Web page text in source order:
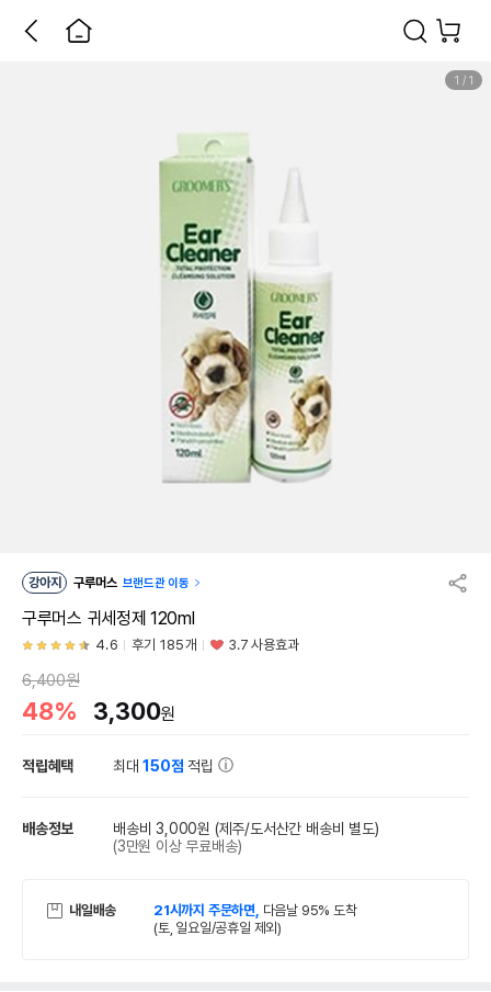
1 / 1
강아지 구루머스 브랜드관 이동
구루머스 귀세정제 120ml
4.6 후기 185개 3.7 사용효과
6,400원
48% 3,300원
적립혜택 최대150점 적립
배송정보 배송비 3,000원 (제주/도서산간 배송비 별도)
(3만원 이상 무료배송)
내일배송 21시까지 주문하면, 다음날 95% 도착
(토, 일요일/공휴일 제외)